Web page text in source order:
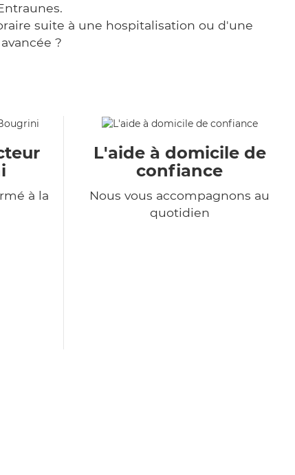
suite à une hospitalisation ou d'une
?
à la
L'aide à domicile de
confiance
Nous vous accompagnons au
quotidien